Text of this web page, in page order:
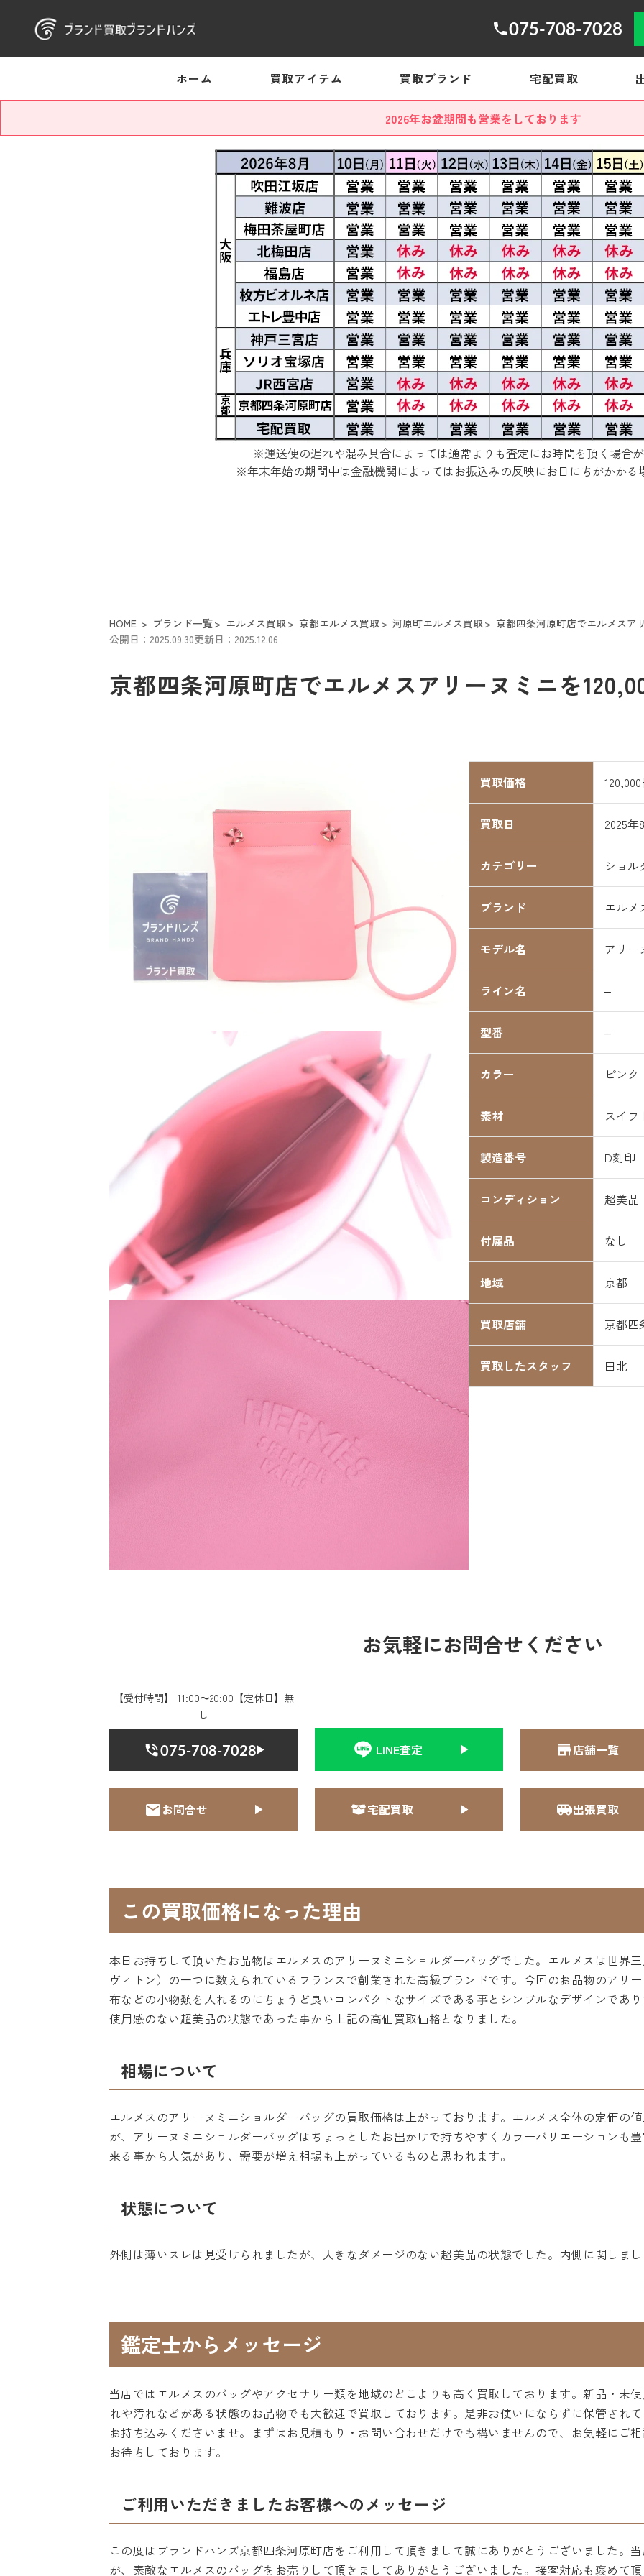
075-708-7028
ホーム 買取アイテム 買取ブランド 宅配買取
2026年お盆期間も営業をしております
※運送便の遅れや混み具合によっては通常よりも査定にお時間を頂く場合
※年末年始の期間中は金融機関によってはお振込みの反映にお日にちがかかる
HOME ブランド一覧 エルメス買取 京都エルメス買取 河原町エルメス買取
京都四条河原町店でエルメスア
公開日：2025.09.30更新日：2025.12.06
京都四条河原町店でエルメスアリーヌミニを
買取価格
買取日 2025年
カテゴリー ショル
ブランド エルメ
モデル名 アリー
ライン名 –
型番 –
カラー ピンク
素材 スイフ
製造番号 D刻印
コンディション 超美品
付属品 なし
地域 京都
買取店舗 京都四
買取したスタッフ 田北
お気軽にお問合せください
【受付時間】 11:00〜20:00【定休日】無
し
075-708-7028 LINE査定 店舗一覧
お問合せ 宅配買取 出張買取
この買取価格になった理由
本日お持ちして頂いたお品物はエルメスのアリーヌミニショルダーバッグでした。エルメスは世界
ヴィトン）の一つに数えられているフランスで創業された高級ブランドです。今回のお品物のアリ
布などの小物類を入れるのにちょうど良いコンパクトなサイズである事とシンプルなデザインであ
使用感のない超美品の状態であった事から上記の高価買取価格となりました。
相場について
エルメスのアリーヌミニショルダーバッグの買取価格は上がっております。エルメス全体の定価の
が、アリーヌミニショルダーバッグはちょっとしたお出かけで持ちやすくカラーバリエーションも
来る事から人気があり、需要が増え相場も上がっているものと思われます。
状態について
外側は薄いスレは見受けられましたが、大きなダメージのない超美品の状態でした。内側に関しま
鑑定士からメッセージ
当店ではエルメスのバッグやアクセサリー類を地域のどこよりも高く買取しております。新品・未
れや汚れなどがある状態のお品物でも大歓迎で買取しております。是非お使いにならずに保管され
お持ち込みくださいませ。まずはお見積もり・お問い合わせだけでも構いませんので、お気軽にご
お待ちしております。
ご利用いただきましたお客様へのメッセージ
この度はブランドハンズ京都四条河原町店をご利用して頂きまして誠にありがとうございました。
が、素敵なエルメスのバッグをお売りして頂きましてありがとうございました。接客対応も褒めて